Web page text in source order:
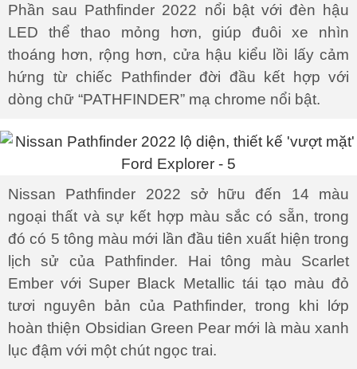
Phần sau Pathfinder 2022 nổi bật với đèn hậu
LED thể thao mỏng hơn, giúp đuôi xe nhìn
thoáng hơn, rộng hơn, cửa hậu kiểu lồi lấy cảm
hứng từ chiếc Pathfinder đời đầu kết hợp với
dòng chữ “PATHFINDER” mạ chrome nổi bật.
Nissan Pathfinder 2022 sở hữu đến 14 màu
ngoại thất và sự kết hợp màu sắc có sẵn, trong
đó có 5 tông màu mới lần đầu tiên xuất hiện trong
lịch sử của Pathfinder. Hai tông màu Scarlet
Ember với Super Black Metallic tái tạo màu đỏ
tươi nguyên bản của Pathfinder, trong khi lớp
hoàn thiện Obsidian Green Pear mới là màu xanh
lục đậm với một chút ngọc trai.